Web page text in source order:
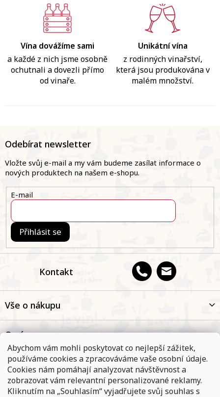
Abychom vám mohli poskytovat co nejlepší zážitek,
používáme cookies a zpracováváme vaše osobní údaje.
Cookies nám pomáhají analyzovat návštěvnost a
zobrazovat vám relevantní personalizované reklamy.
Kliknutím na „Souhlasím“ vyjadřujete svůj souhlas s
Vína dovážíme sami
a každé z nich jsme osobně
ochutnali a dovezli přímo
od vinaře.
Unikátní vína
z rodinných vinařství,
která jsou produkována v
malém množství.
a
Kontakt
Odebírat newsletter
Vložte svůj e-mail a my vám budeme zasílat informace o
nových produktech na našem e-shopu.
E-mail
Přihlásit se
Vše o nákupu
O nás
Oblíbené kategorie
Kontakt